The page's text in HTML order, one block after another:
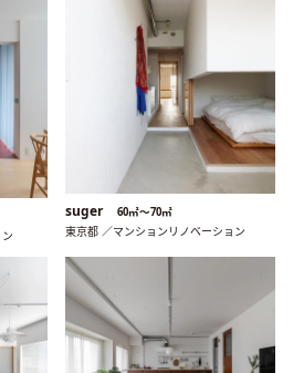
suger 60㎡〜70㎡
東京都 ／マンションリノベーション